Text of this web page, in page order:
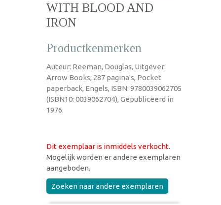
WITH BLOOD AND
IRON
Productkenmerken
Auteur: Reeman, Douglas, Uitgever:
Arrow Books, 287 pagina's, Pocket
paperback, Engels, ISBN: 9780039062705
(ISBN10: 0039062704), Gepubliceerd in
1976.
Dit exemplaar is inmiddels verkocht.
Mogelijk worden er andere exemplaren
aangeboden.
Zoeken naar andere exemplaren